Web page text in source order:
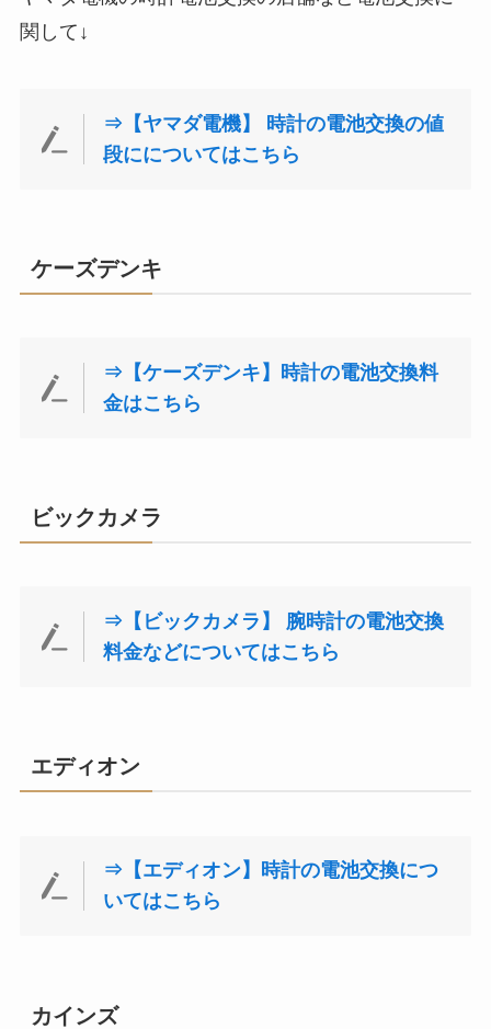
関して↓
⇒【ヤマダ電機】 時計の電池交換の値
段にについてはこちら
ケーズデンキ
⇒【ケーズデンキ】時計の電池交換料
金はこちら
ビックカメラ
⇒【ビックカメラ】 腕時計の電池交換
料金などについてはこちら
エディオン
⇒【エディオン】時計の電池交換につ
いてはこちら
カインズ